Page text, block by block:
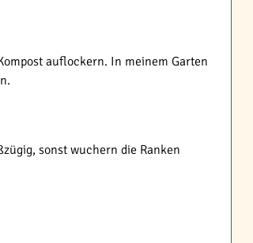
auflockern. In meinem Garten
sonst wuchern die Ranken